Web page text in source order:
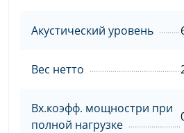
Акустический уровень
Вес нетто
Вх.коэфф. мощностри при
полной нагрузке